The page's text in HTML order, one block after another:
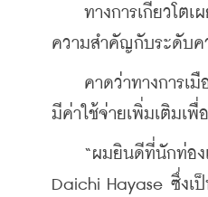
ทางการเกียวโตเผย
ความสำคัญกับระดับค
คาดว่าทางการเมือ
มีค่าใช้จ่ายเพิ่มเติมเ
“ผมยินดีที่นักท่องเที่
Daichi Hayase ซึ่งเ